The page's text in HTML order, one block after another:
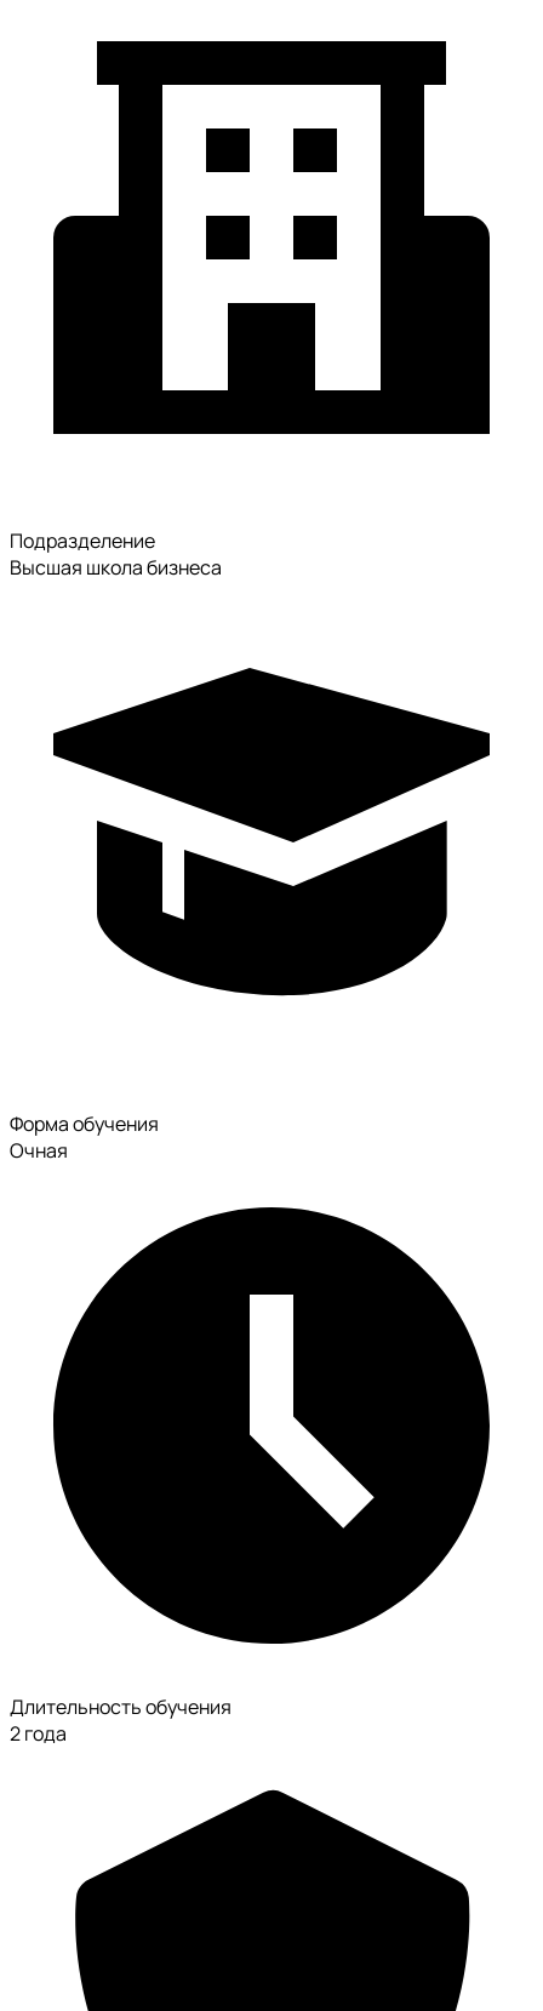
Подразделение
Высшая школа бизнеса
Форма обучения
Очная
Длительность обучения
2 года